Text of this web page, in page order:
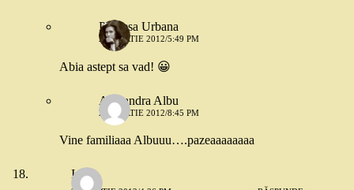
Printesa Urbana
23 MARTIE 2012/5:49 PM
Abia astept sa vad! 😀
Alexandra Albu
23 MARTIE 2012/8:45 PM
Vine familiaaa Albuuu….pazeaaaaaaaa
Ina